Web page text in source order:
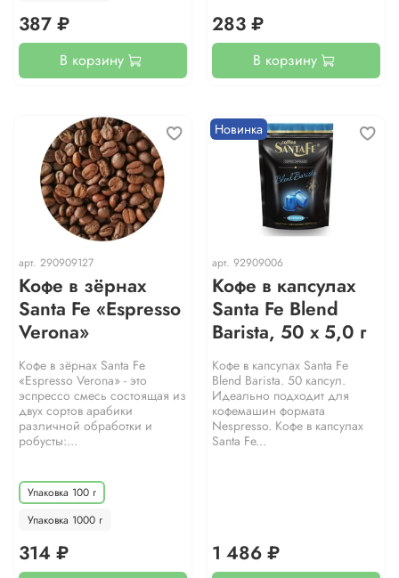
387 ₽
В корзину
283 ₽
В корзину
арт. 290909127
Кофе в зёрнах
Santa Fe «Espresso
Verona»
Кофе в зёрнах Santa Fe
«Espresso Verona» - это
эспрессо смесь состоящая из
двух сортов арабики
различной обработки и
робусты:...
Упаковка 100 г
Упаковка 1000 г
314 ₽
Новинка
арт. 92909006
Кофе в капсулах
Santa Fe Blend
Barista, 50 х 5,0 г
Кофе в капсулах Santa Fe
Blend Barista. 50 капсул.
Идеально подходит для
кофемашин формата
Nespresso. Кофе в капсулах
Santa Fe...
1 486 ₽